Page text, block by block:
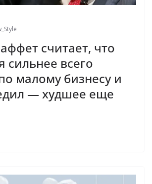
считает, что
сильнее всего
малому бизнесу и
— худшее еще